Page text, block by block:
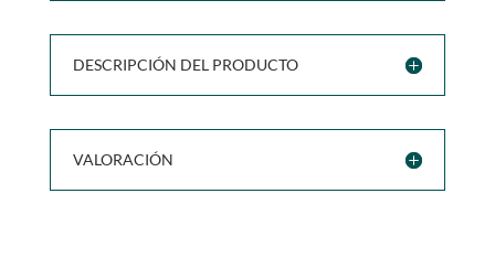
DESCRIPCIÓN DEL PRODUCTO
VALORACIÓN